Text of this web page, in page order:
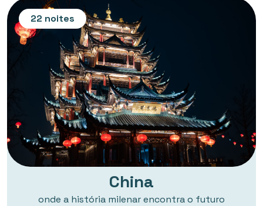
22 noites
China
onde a história milenar encontra o futuro